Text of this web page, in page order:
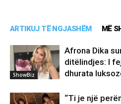
ARTIKUJ TË NGJASHËM MË
ShowBiz
Afrona Dika
ditëlindjes: I
dhurata
“Ti je një